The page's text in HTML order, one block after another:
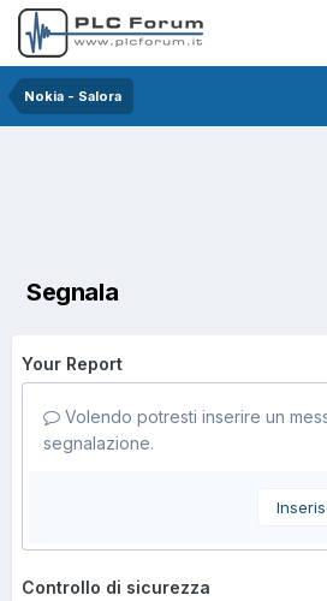
Nokia - Salora
Segnala
Your Report
Volendo potresti inserire un
segnalazione.
Controllo di sicurezza